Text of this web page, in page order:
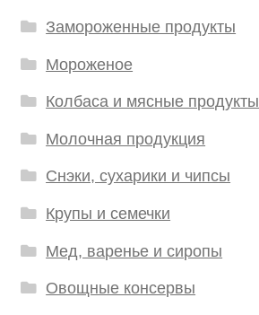
Замороженные продукты
Мороженое
Колбаса и мясные продукты
Молочная продукция
Снэки, сухарики и чипсы
Крупы и семечки
Мед, варенье и сиропы
Овощные консервы